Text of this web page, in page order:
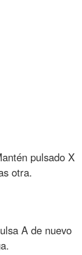
pulsado X
otra.
A de nuevo